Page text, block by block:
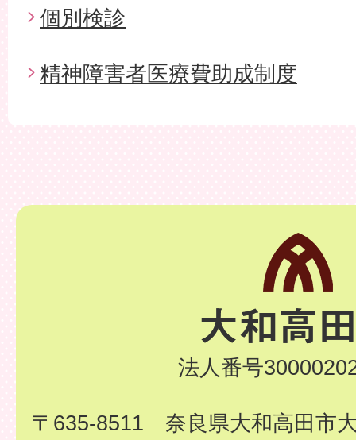
個別検診
精神障害者医療費助成制度
法人番号
〒635-8511 奈良県大和高田市